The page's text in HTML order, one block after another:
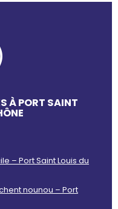
À PORT SAINT
– Port Saint Louis du
nounou – Port